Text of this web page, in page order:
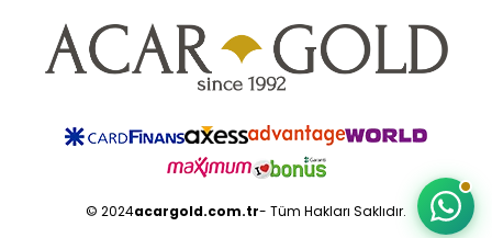
© 2024acargold.com.tr- Tüm Hakları Saklıdır.